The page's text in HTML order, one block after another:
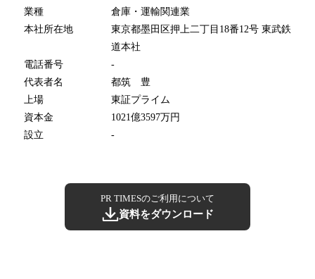
業種
倉庫・運輸関連業
本社所在地
東京都墨田区押上二丁目18番12号 東武鉄
道本社
電話番号
-
代表者名
都筑 豊
上場
東証プライム
資本金
1021億3597万円
設立
-
PR TIMESのご利用について
資料をダウンロード